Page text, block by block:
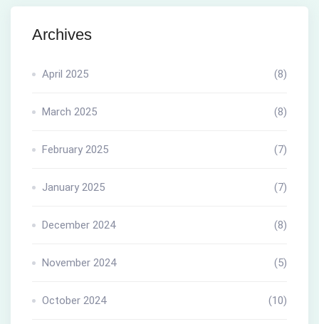
Archives
April 2025 (8)
March 2025 (8)
February 2025 (7)
January 2025 (7)
December 2024 (8)
November 2024 (5)
October 2024 (10)